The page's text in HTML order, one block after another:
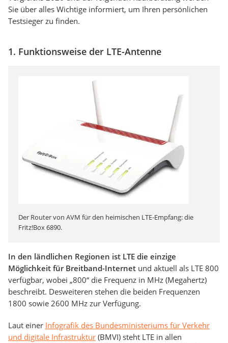
Sie über alles Wichtige informiert, um Ihren persönlichen
Testsieger zu finden.
1. Funktionsweise der LTE-Antenne
Der Router von AVM für den heimischen LTE-Empfang: die
Fritz!Box 6890.
In den ländlichen Regionen ist LTE die einzige
Möglichkeit für Breitband-Internet und aktuell als LTE 800
verfügbar, wobei „800“ die Frequenz in MHz (Megahertz)
beschreibt. Desweiteren stehen die beiden Frequenzen
1800 sowie 2600 MHz zur Verfügung.
Laut einer Infografik des Bundesministeriums für Verkehr
und digitale Infrastruktur (BMVI) steht LTE in allen